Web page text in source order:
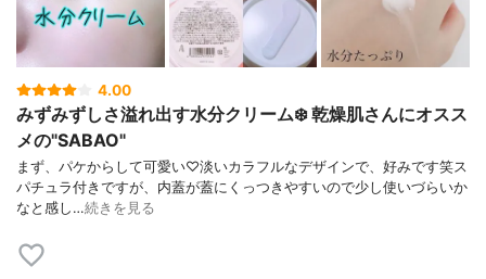
4.00
みずみずしさ溢れ出す水分クリーム❄️ 乾燥肌さんにオスス
メの"SABAO"
まず、パケからして可愛い♡淡いカラフルなデザインで、好みです笑ス
パチュラ付きですが、内蓋が蓋にくっつきやすいので少し使いづらいか
なと感し…続きを見る